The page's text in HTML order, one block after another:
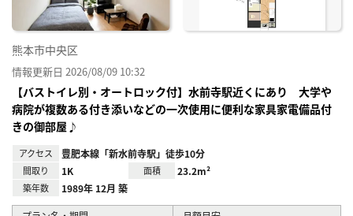
熊本市中央区
情報更新日 2026/08/09 10:32
【バストイレ別・オートロック付】水前寺駅近くにあり 大学や
病院が複数ある付き添いなどの一次使用に便利な家具家電備品付
きの御部屋♪
アクセス 豊肥本線「新水前寺駅」徒歩10分
間取り 1K 面積 23.2m²
築年数 1989年 12月 築